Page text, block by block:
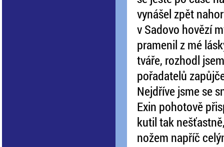
vynášel zpět
v Sadovo hovězí
pramenil z mé
tváře, rozhodl
pořadatelů
Nejdříve jsme se
Exin pohotově
kutil tak
nožem napříč